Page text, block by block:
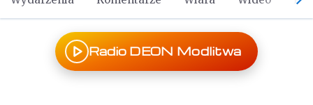
Radio DEON Modlitwa